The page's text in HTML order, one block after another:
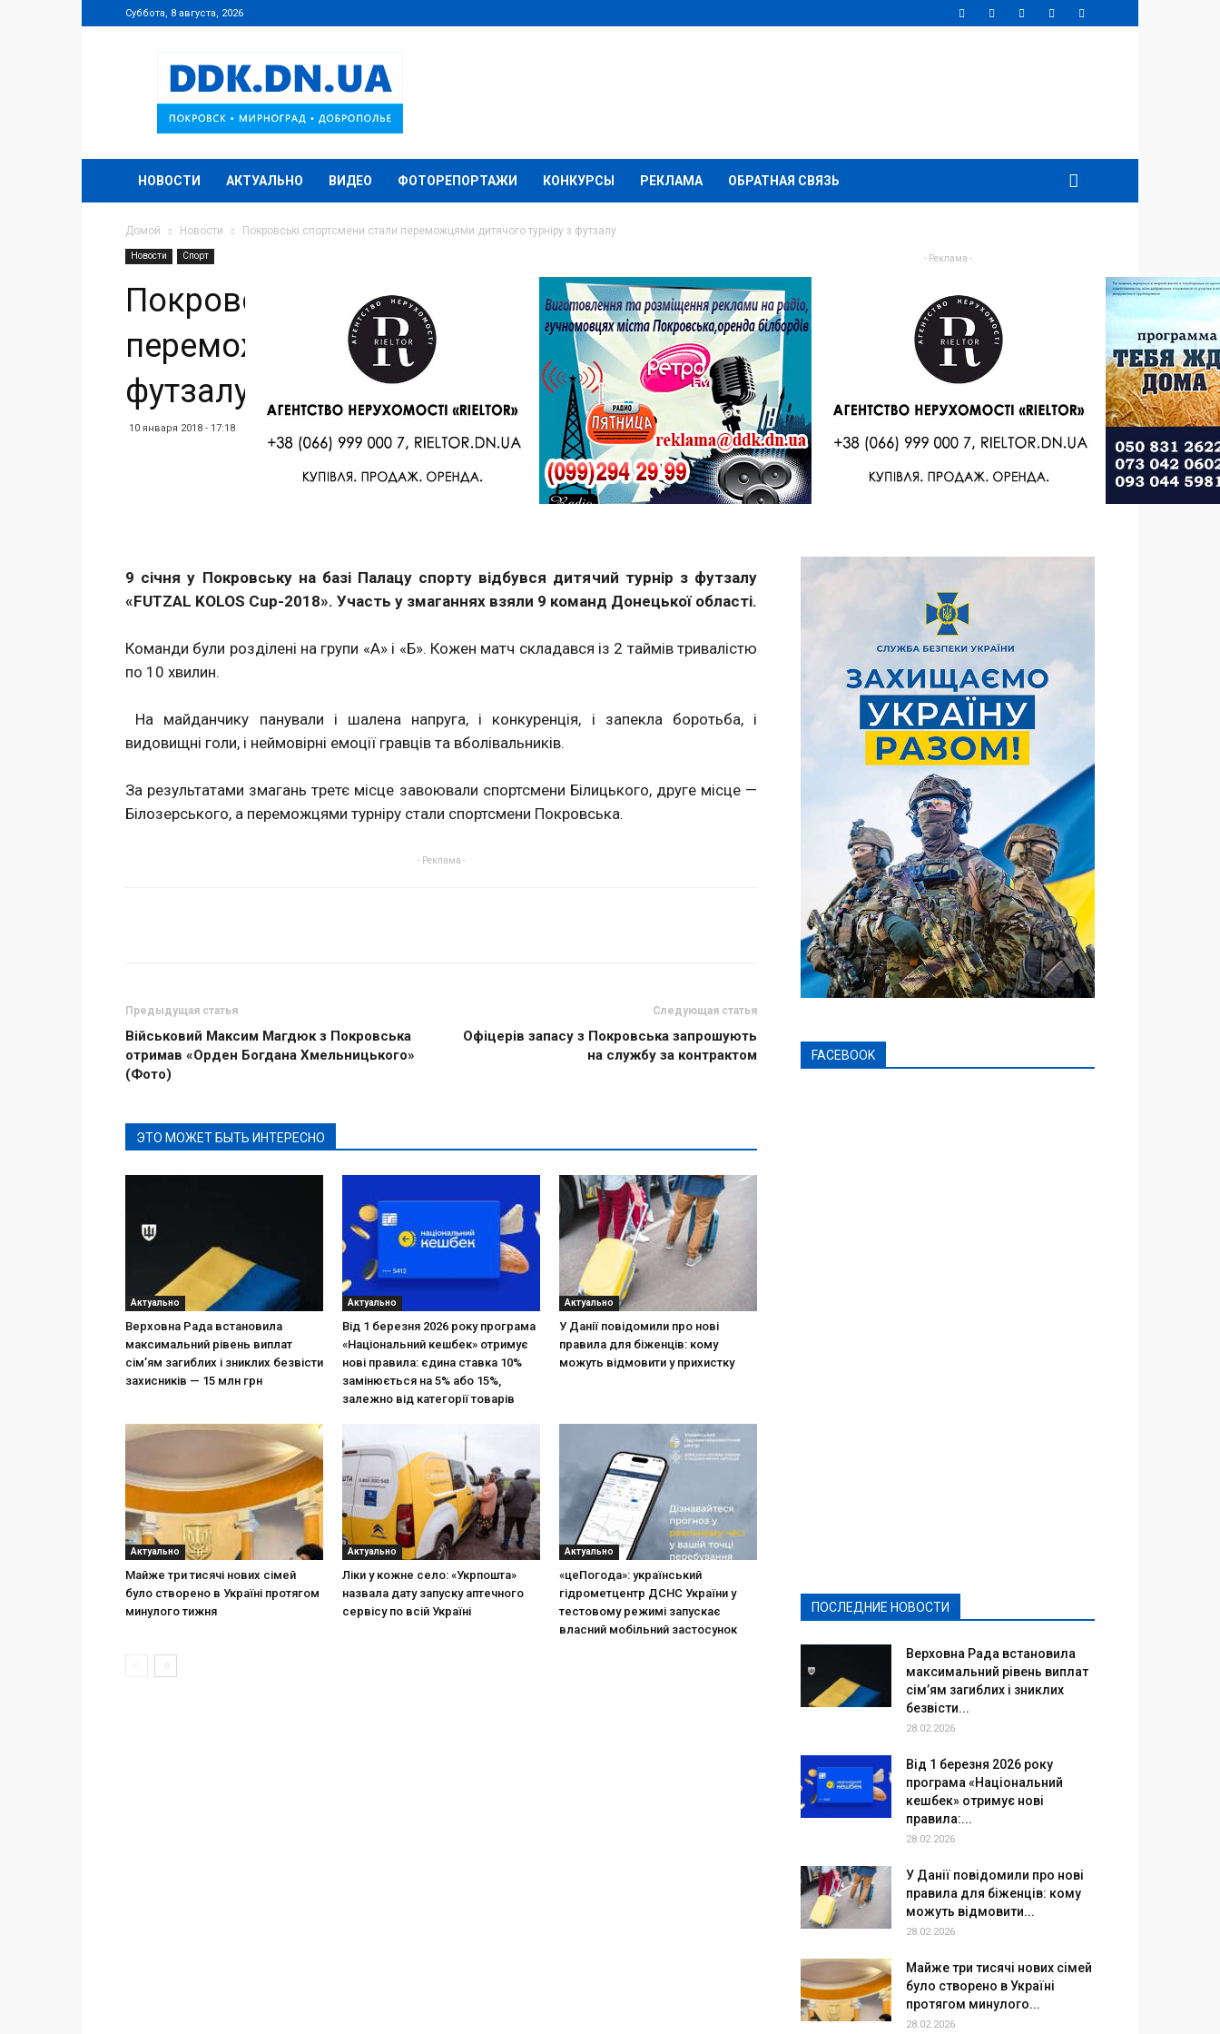
Суббота, 8 августа, 2026
DDK.DN.UA
НОВОСТИ АКТУАЛЬНО ВИДЕО ФОТОРЕПОРТАЖИ КОНКУРСЫ РЕКЛАМА ОБРАТНАЯ СВЯЗЬ
Домой Новости Покровські спортсмени стали переможцями дитячого турніру з футзалу
Новости Спорт
Покровські спортсмени стали
переможцями дитячого турніру з
футзалу
10 января 2018 - 17:18
9 січня у Покровську на базі Палацу спорту відбувся дитячий турнір з футзалу
«FUTZAL KOLOS Сup-2018». Участь у змаганнях взяли 9 команд Донецької області.
Команди були розділені на групи «А» і «Б». Кожен матч складався із 2 таймів тривалістю
по 10 хвилин.
На майданчику панували і шалена напруга, і конкуренція, і запекла боротьба, і
видовищні голи, і неймовірні емоції гравців та вболівальників.
За результатами змагань третє місце завоювали спортсмени Білицького, друге місце —
Білозерського, а переможцями турніру стали спортсмени Покровська.
- Реклама -
Предыдущая статья
Військовий Максим Магдюк з Покровська
отримав «Орден Богдана Хмельницького»
(Фото)
Следующая статья
Офіцерів запасу з Покровська запрошують
на службу за контрактом
ЭТО МОЖЕТ БЫТЬ ИНТЕРЕСНО
Актуально
Верховна Рада встановила
максимальний рівень виплат
сім’ям загиблих і зниклих безвісти
захисників — 15 млн грн
Актуально
Від 1 березня 2026 року програма
«Національний кешбек» отримує
нові правила: єдина ставка 10%
замінюється на 5% або 15%,
залежно від категорії товарів
Актуально
У Данії повідомили про нові
правила для біженців: кому
можуть відмовити у прихистку
Актуально
Майже три тисячі нових сімей
було створено в Україні протягом
минулого тижня
Актуально
Ліки у кожне село: «Укрпошта»
назвала дату запуску аптечного
сервісу по всій Україні
Актуально
«цеПогода»: український
гідрометцентр ДСНС України у
тестовому режимі запускає
власний мобільний застосунок
- Реклама -
FACEBOOK
ПОСЛЕДНИЕ НОВОСТИ
Верховна Рада встановила
максимальний рівень виплат
сім’ям загиблих і зниклих
безвісти...
28.02.2026
Від 1 березня 2026 року
програма «Національний
кешбек» отримує нові
правила:...
28.02.2026
У Данії повідомили про нові
правила для біженців: кому
можуть відмовити...
28.02.2026
Майже три тисячі нових сімей
було створено в Україні
протягом минулого...
28.02.2026